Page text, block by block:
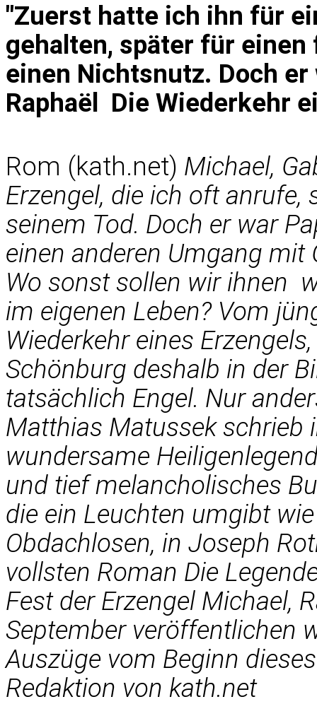
"Zuerst hatte ich ihn für
gehalten, später für
einen Nichtsnutz. Doch er
Raphaël  Die Wiederkehr
Rom (kath.net) Michael,
Erzengel, die ich oft
seinem Tod. Doch er war
einen anderen Umgang mit
Wo sonst sollen wir ihnen 
im eigenen Leben? Vom
Wiederkehr eines
Schönburg deshalb in der
tatsächlich Engel. Nur
Matthias Matussek schrieb
wundersame
und tief melancholisches
die ein Leuchten umgibt
Obdachlosen, in Joseph
vollsten Roman Die
Fest der Erzengel Michael,
September veröffentlichen
Auszüge vom Beginn
Redaktion von kath.net